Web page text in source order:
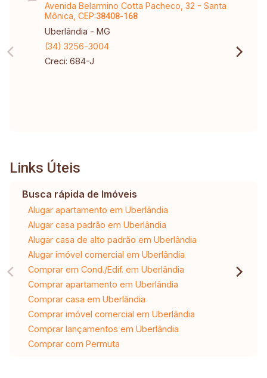
Avenida Belarmino Cotta Pacheco, 32 - Santa
Mônica, CEP:38408-168
Uberlândia - MG
(34) 3256-3004
Creci: 684-J
Links Úteis
Busca rápida de Imóveis
Alugar apartamento em Uberlândia
Alugar casa padrão em Uberlândia
Alugar casa de alto padrão em Uberlândia
Alugar imóvel comercial em Uberlândia
Comprar em Cond./Edif. em Uberlândia
Comprar apartamento em Uberlândia
Comprar casa em Uberlândia
Comprar imóvel comercial em Uberlândia
Comprar lançamentos em Uberlândia
Comprar com Permuta